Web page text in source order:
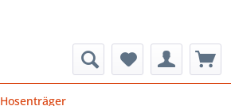
Hosenträger